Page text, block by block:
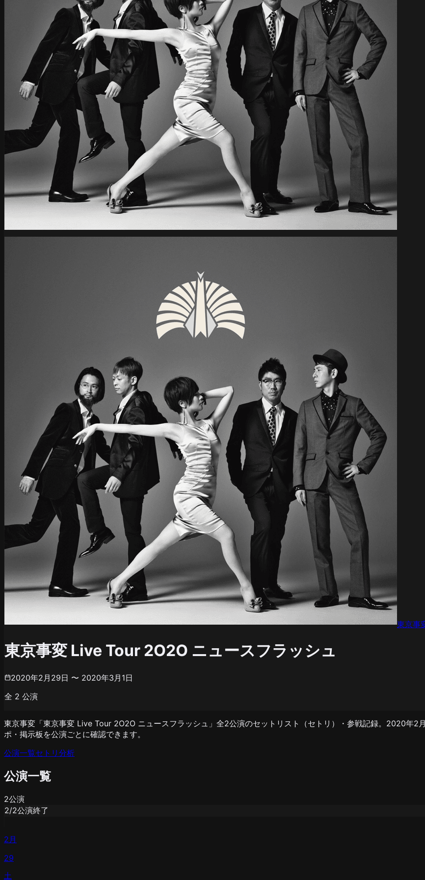
東京事
東京事変 Live Tour 2O2O ニュースフラッシュ
2020年2月29日 〜 2020年3月1日
全 2 公演
東京事変「東京事変 Live Tour 2O2O ニュースフラッシュ」全2公演のセットリスト（セトリ）・参戦記録。2020年
ポ・掲示板を公演ごとに確認できます。
公演一覧セトリ分析
公演一覧
2公演
2/2公演終了
2月
29
土